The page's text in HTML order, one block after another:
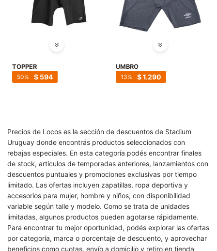
TOPPER
$ 594
50
UMBRO
$1.290
13
Precios de Locos es la sección de descuentos de Stadium
Uruguay donde encontrás productos seleccionados con
rebajas especiales. En esta categoría podés encontrar finales
de stock, artículos de temporadas anteriores, lanzamientos con
descuentos puntuales y promociones exclusivas por tiempo
limitado. Las ofertas incluyen zapatillas, ropa deportiva y
accesorios para mujer, hombre y niños, con disponibilidad
variable según talle y modelo. Como se trata de unidades
limitadas, algunos productos pueden agotarse rápidamente.
Para encontrar tu mejor oportunidad, podés explorar las ofertas
por categoría, marca o porcentaje de descuento, y aprovechar
beneficios como cuotas, envío a domicilio y retiro en tienda
Novedades